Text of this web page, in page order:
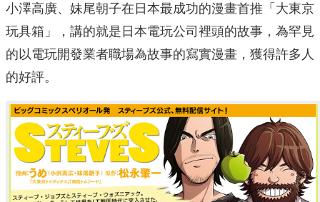
小澤高廣、妹尾朝子在日本最成功的漫畫首推「大東京
玩具箱」，講的就是日本電玩公司裡頭的故事，為罕見
的以電玩開發業者職場為故事的寫實漫畫，獲得許多人
的好評。